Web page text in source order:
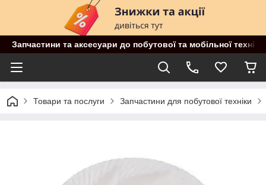
Запчастини та аксесуари до побутової та мобільної
Товари та послуги Запчастини для побутової техніки